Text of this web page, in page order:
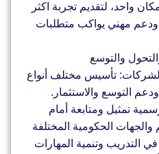
واحد، لتقديم تجربة اكثر
ودعم مهني يواكب متطلبات
والتوسع
تأسيس مختلف أنواع
التوسع والاستثمار.
تمثيل ومتابعة أمام
والجهات الحكومية المختلفة
التدريب وتنمية المهارات